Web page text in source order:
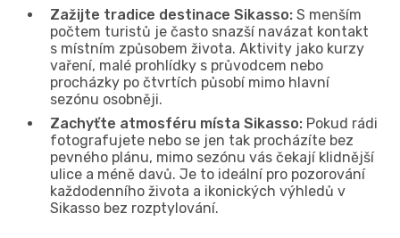
Zažijte tradice destinace Sikasso: S menším
počtem turistů je často snazší navázat kontakt
s místním způsobem života. Aktivity jako kurzy
vaření, malé prohlídky s průvodcem nebo
procházky po čtvrtích působí mimo hlavní
sezónu osobněji.
Zachyťte atmosféru místa Sikasso: Pokud rádi
fotografujete nebo se jen tak procházíte bez
pevného plánu, mimo sezónu vás čekají klidnější
ulice a méně davů. Je to ideální pro pozorování
každodenního života a ikonických výhledů v
Sikasso bez rozptylování.